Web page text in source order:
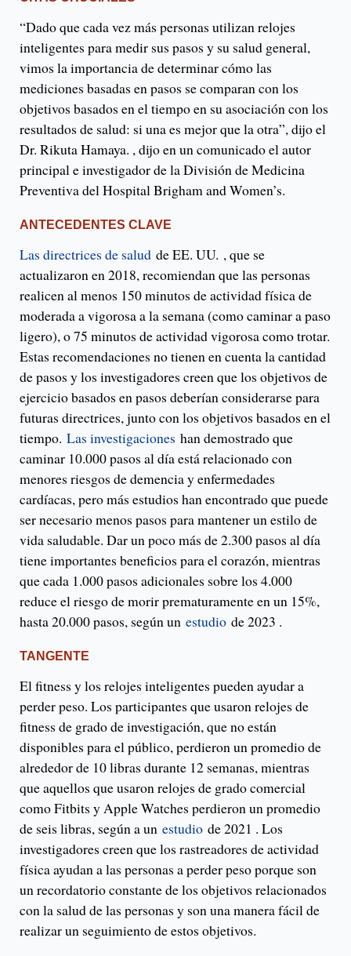
“Dado que cada vez más personas utilizan relojes
inteligentes para medir sus pasos y su salud general,
vimos la importancia de determinar cómo las
mediciones basadas en pasos se comparan con los
objetivos basados ​​en el tiempo en su asociación con los
resultados de salud: si una es mejor que la otra”, dijo el
Dr. Rikuta Hamaya. , dijo en un comunicado el autor
principal e investigador de la División de Medicina
Preventiva del Hospital Brigham and Women’s.
ANTECEDENTES CLAVE
Las directrices de salud de EE. UU. , que se
actualizaron en 2018, recomiendan que las personas
realicen al menos 150 minutos de actividad física de
moderada a vigorosa a la semana (como caminar a paso
ligero), o 75 minutos de actividad vigorosa como trotar.
Estas recomendaciones no tienen en cuenta la cantidad
de pasos y los investigadores creen que los objetivos de
ejercicio basados ​​en pasos deberían considerarse para
futuras directrices, junto con los objetivos basados ​​en el
tiempo. Las investigaciones han demostrado que
caminar 10.000 pasos al día está relacionado con
menores riesgos de demencia y enfermedades
cardíacas, pero más estudios han encontrado que puede
ser necesario menos pasos para mantener un estilo de
vida saludable. Dar un poco más de 2.300 pasos al día
tiene importantes beneficios para el corazón, mientras
que cada 1.000 pasos adicionales sobre los 4.000
reduce el riesgo de morir prematuramente en un 15%,
hasta 20.000 pasos, según un estudio de 2023 .
TANGENTE
El fitness y los relojes inteligentes pueden ayudar a
perder peso. Los participantes que usaron relojes de
fitness de grado de investigación, que no están
disponibles para el público, perdieron un promedio de
alrededor de 10 libras durante 12 semanas, mientras
que aquellos que usaron relojes de grado comercial
como Fitbits y Apple Watches perdieron un promedio
de seis libras, según a un estudio de 2021 . Los
investigadores creen que los rastreadores de actividad
física ayudan a las personas a perder peso porque son
un recordatorio constante de los objetivos relacionados
con la salud de las personas y son una manera fácil de
realizar un seguimiento de estos objetivos.